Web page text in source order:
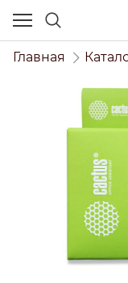
Главная